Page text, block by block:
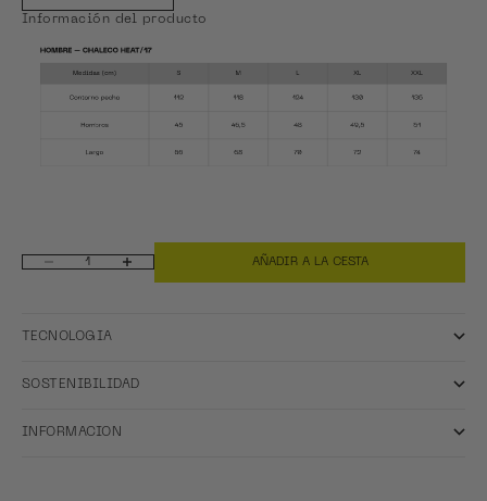
Información del producto
Reducir cantidadAumentar cantidad AÑADIR A LA CESTA
TECNOLOGIA
SOSTENIBILIDAD
INFORMACION